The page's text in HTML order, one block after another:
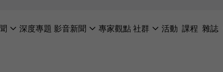
深度專題 影音新聞 專家觀點社群 活動 課程 雜誌